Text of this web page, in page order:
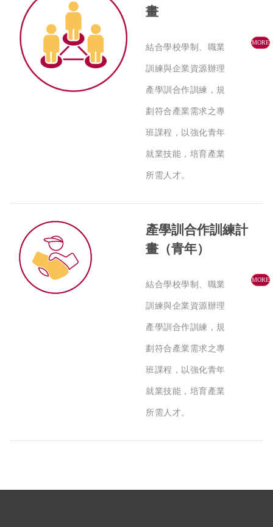
畫
結合學校學制、職業
訓練與企業資源辦理
產學訓合作訓練，規
劃符合產業需求之專
班課程，以強化青年
就業技能，培育產業
所需人才。
MORE
產學訓合作訓練計
畫（青年）
結合學校學制、職業
訓練與企業資源辦理
產學訓合作訓練，規
劃符合產業需求之專
班課程，以強化青年
就業技能，培育產業
所需人才。
MORE